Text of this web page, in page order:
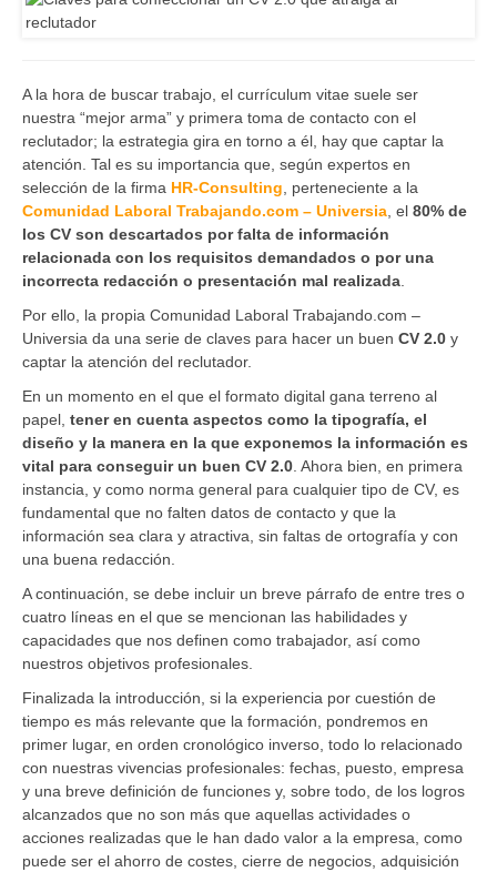
A la hora de buscar trabajo, el currículum vitae suele ser
nuestra “mejor arma” y primera toma de contacto con el
reclutador; la estrategia gira en torno a él, hay que captar la
atención. Tal es su importancia que, según expertos en
selección de la firma HR-Consulting , perteneciente a la
Comunidad Laboral Trabajando.com – Universia , el 80% de
los CV son descartados por falta de información
relacionada con los requisitos demandados o por una
incorrecta redacción o presentación mal realizada
Por ello, la propia Comunidad Laboral Trabajando.com –
Universia da una serie de claves para hacer un buen CV 2.0 y
captar la atención del reclutador.
En un momento en el que el formato digital gana terreno al
papel, tener en cuenta aspectos como la tipografía, el
diseño y la manera en la que exponemos la información es
vital para conseguir un buen CV 2.0 . Ahora bien, en primera
instancia, y como norma general para cualquier tipo de CV, es
fundamental que no falten datos de contacto y que la
información sea clara y atractiva, sin faltas de ortografía y con
una buena redacción.
A continuación, se debe incluir un breve párrafo de entre tres o
cuatro líneas en el que se mencionan las habilidades y
capacidades que nos definen como trabajador, así como
nuestros objetivos profesionales.
Finalizada la introducción, si la experiencia por cuestión de
tiempo es más relevante que la formación, pondremos en
primer lugar, en orden cronológico inverso, todo lo relacionado
con nuestras vivencias profesionales: fechas, puesto, empresa
y una breve definición de funciones y, sobre todo, de los logros
alcanzados que no son más que aquellas actividades o
acciones realizadas que le han dado valor a la empresa, como
puede ser el ahorro de costes, cierre de negocios, adquisición